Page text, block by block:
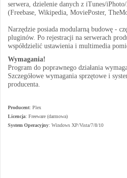
serwera, dzielenie danych z iTunes/
(Freebase, Wikipedia, MoviePoster,
Narzędzie posiada modularną budowę -
pluginów. Po rejestracji na serwerach
współdzielić ustawienia i multimedia
Wymagania!
Program do poprawnego działania
Szczegółowe wymagania sprzętowe i
producenta.
Producent: Plex
Licencja: Freeware (darmowa)
System Operacyjny: Windows XP/Vista/7/8/10